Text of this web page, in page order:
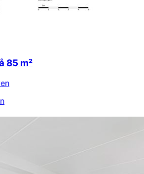
85 m²